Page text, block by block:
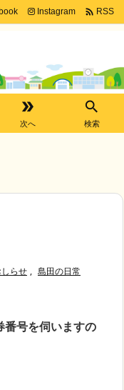

次へ

検索
Instagram  RSS
しらせ , 島田の日常
番号を伺いますの